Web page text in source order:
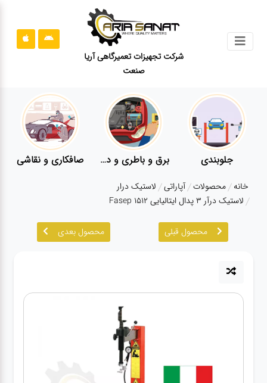
شرکت تجهیزات تعمیرگاهی آریا
صنعت
قوانین
سایت
ارتباط
درباره
ما
آپاراتی
جلوبندی برق و باطری و دیاگ صافکاری و نقاشی
خانه محصولات آپاراتی لاستیک درار
لاستیک درآر ۳ پدال ایتالیایی Fasep 1512
محصول قبلی محصول بعدی